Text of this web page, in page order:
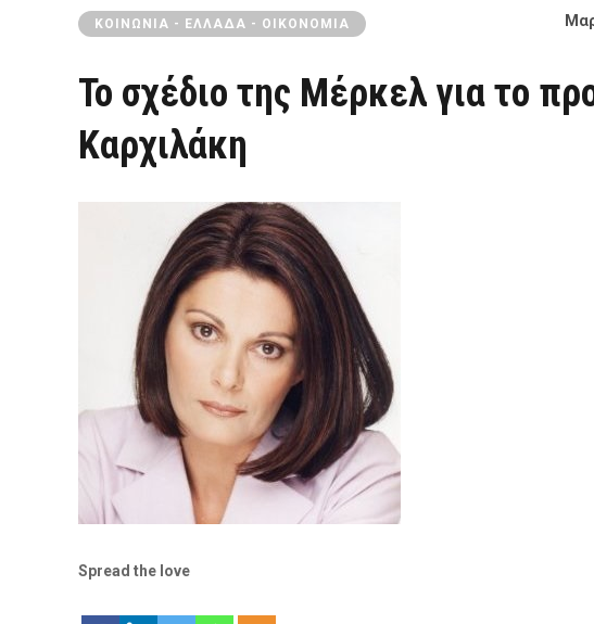
ΚΟΙΝΩΝΊΑ - ΕΛΛΆΔΑ - ΟΙΚΟΝΟΜΊΑ
Το σχέδιο της Μέρκελ για το
Καρχιλάκη
Spread the love